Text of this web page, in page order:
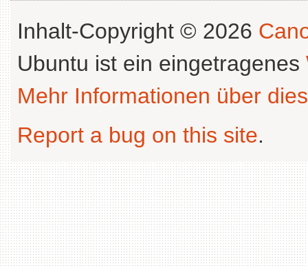
Inhalt-Copyright © 2026
Ubuntu ist ein eingetragenes
Mehr Informationen über
Report a bug on this site.